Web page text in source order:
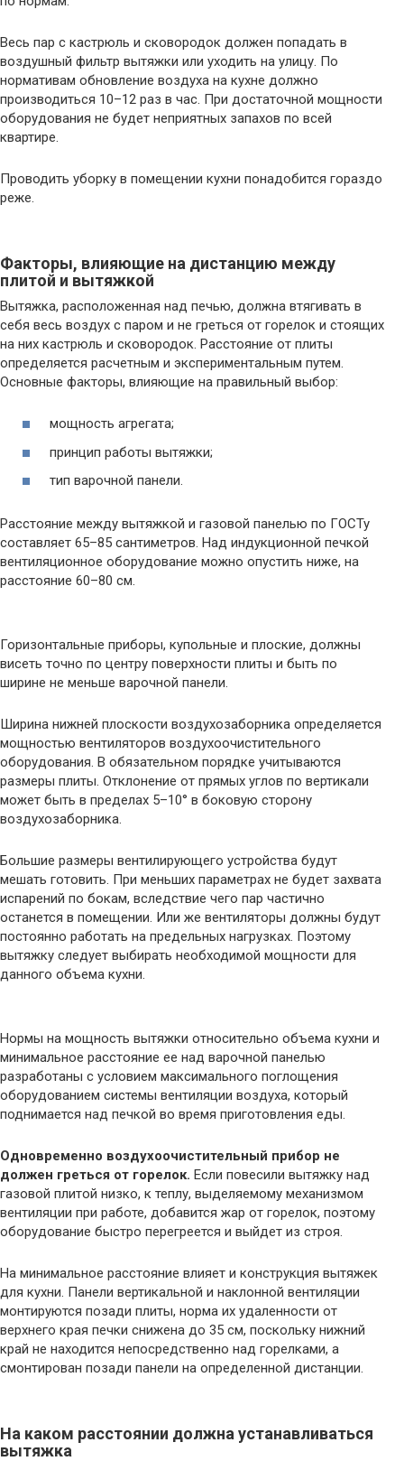
Весь пар с кастрюль и сковородок должен попадать в
воздушный фильтр вытяжки или уходить на улицу. По
нормативам обновление воздуха на кухне должно
производиться 10–12 раз в час. При достаточной мощности
оборудования не будет неприятных запахов по всей
квартире.
Проводить уборку в помещении кухни понадобится гораздо
реже.
Факторы, влияющие на дистанцию между
плитой и вытяжкой
Вытяжка, расположенная над печью, должна втягивать в
себя весь воздух с паром и не греться от горелок и стоящих
на них кастрюль и сковородок. Расстояние от плиты
определяется расчетным и экспериментальным путем.
Основные факторы, влияющие на правильный выбор:
мощность агрегата;
принцип работы вытяжки;
тип варочной панели.
Расстояние между вытяжкой и газовой панелью по ГОСТу
составляет 65–85 сантиметров. Над индукционной печкой
вентиляционное оборудование можно опустить ниже, на
расстояние 60–80 см.
Горизонтальные приборы, купольные и плоские, должны
висеть точно по центру поверхности плиты и быть по
ширине не меньше варочной панели.
Ширина нижней плоскости воздухозаборника определяется
мощностью вентиляторов воздухоочистительного
оборудования. В обязательном порядке учитываются
размеры плиты. Отклонение от прямых углов по вертикали
может быть в пределах 5–10° в боковую сторону
воздухозаборника.
Большие размеры вентилирующего устройства будут
мешать готовить. При меньших параметрах не будет захвата
испарений по бокам, вследствие чего пар частично
останется в помещении. Или же вентиляторы должны будут
постоянно работать на предельных нагрузках. Поэтому
вытяжку следует выбирать необходимой мощности для
данного объема кухни.
Нормы на мощность вытяжки относительно объема кухни и
минимальное расстояние ее над варочной панелью
разработаны с условием максимального поглощения
оборудованием системы вентиляции воздуха, который
поднимается над печкой во время приготовления еды.
Одновременно воздухоочистительный прибор не
должен греться от горелок. Если повесили вытяжку над
газовой плитой низко, к теплу, выделяемому механизмом
вентиляции при работе, добавится жар от горелок, поэтому
оборудование быстро перегреется и выйдет из строя.
На минимальное расстояние влияет и конструкция вытяжек
для кухни. Панели вертикальной и наклонной вентиляции
монтируются позади плиты, норма их удаленности от
верхнего края печки снижена до 35 см, поскольку нижний
край не находится непосредственно над горелками, а
смонтирован позади панели на определенной дистанции.
На каком расстоянии должна устанавливаться
вытяжка